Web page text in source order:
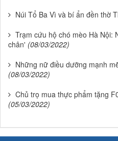
Núi Tổ Ba Vì và bí ẩn đền thờ
Trạm cứu hộ chó mèo Hà Nội:
chân' (08/03/2022)
Những nữ điều dưỡng mạnh
(08/03/2022)
Chủ trọ mua thực phẩm tặng
(05/03/2022)